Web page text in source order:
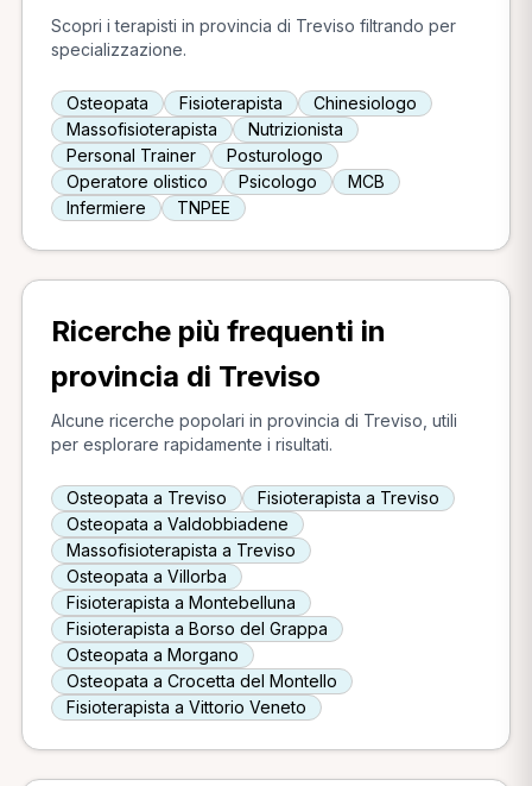
Scopri i terapisti in provincia di Treviso filtrando per
specializzazione.
Osteopata Fisioterapista
Chinesiologo
Massofisioterapista
Nutrizionista
Personal Trainer
Posturologo
Operatore olistico
Psicologo
MCB
Infermiere
TNPEE
Ricerche più frequenti in
provincia di Treviso
Alcune ricerche popolari in provincia di Treviso, utili
per esplorare rapidamente i risultati.
Osteopata a Treviso
Fisioterapista a Treviso
Osteopata a Valdobbiadene
Massofisioterapista a Treviso
Osteopata a Villorba
Fisioterapista a Montebelluna
Fisioterapista a Borso del Grappa
Osteopata a Morgano
Osteopata a Crocetta del Montello
Fisioterapista a Vittorio Veneto